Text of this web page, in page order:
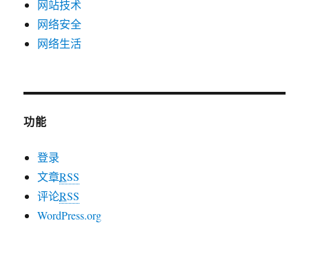
网站技术
网络安全
网络生活
功能
登录
文章RSS
评论RSS
WordPress.org